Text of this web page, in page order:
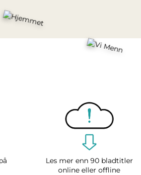
Les mer enn 90 bladtitler
online eller offline